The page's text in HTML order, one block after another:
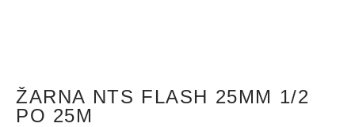
ŽARNA NTS FLASH 25MM 1/2
PO 25M